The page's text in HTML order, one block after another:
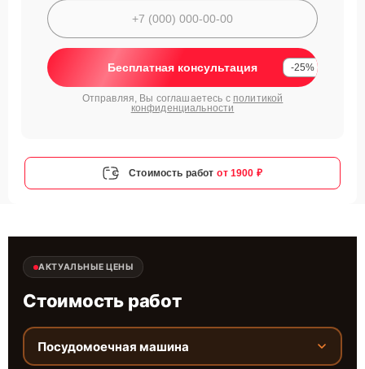
Бесплатная консультация -25%
Отправляя, Вы соглашаетесь с политикой
конфиденциальности
Стоимость работ от 1900 ₽
АКТУАЛЬНЫЕ ЦЕНЫ
Стоимость работ
Посудомоечная машина